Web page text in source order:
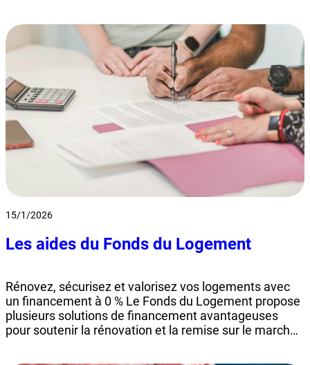
15/1/2026
Les aides du Fonds du Logement
Rénovez, sécurisez et valorisez vos logements avec
un financement à 0 % Le Fonds du Logement propose
plusieurs solutions de financement avantageuses
pour soutenir la rénovation et la remise sur le marché